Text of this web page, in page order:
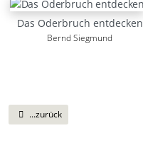
Das Oderbruch entdecken
Bernd Siegmund
...zurück